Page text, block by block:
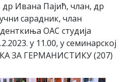
Ивана Пајић, члан, др
сарадник, члан
ОАС студија
у 11.00, у семинарској
ЗА ГЕРМАНИСТИКУ (207)